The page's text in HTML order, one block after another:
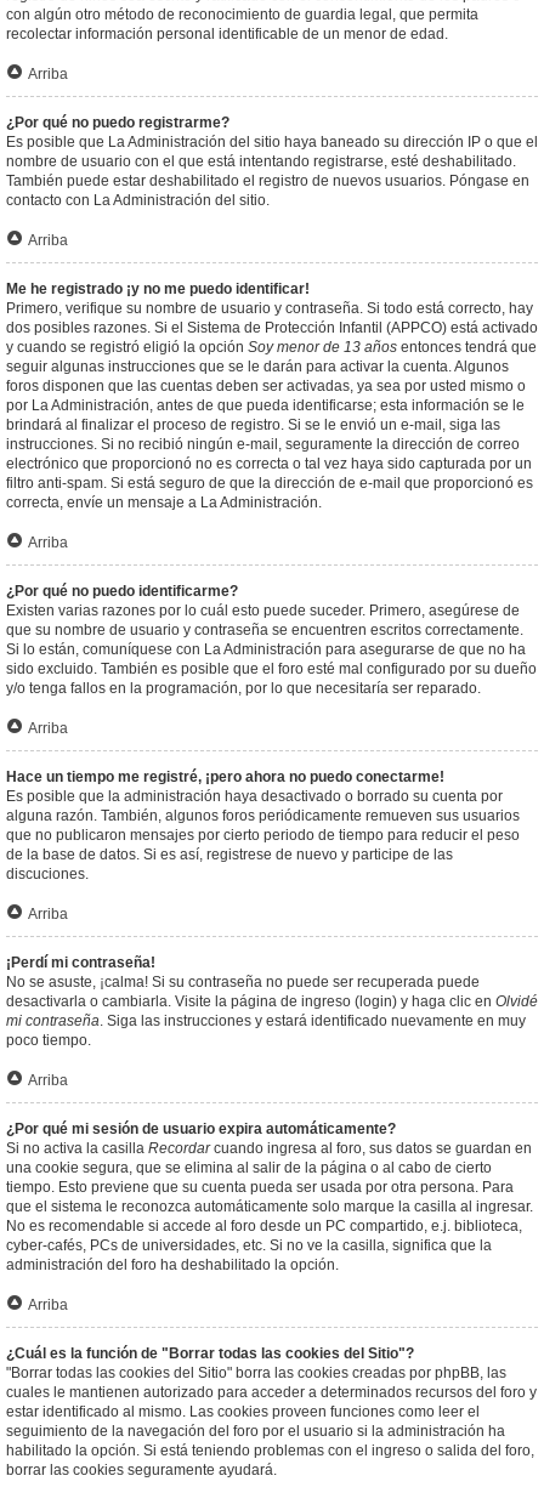
con algún otro método de reconocimiento de guardia legal, que permita
recolectar información personal identificable de un menor de edad.
Arriba
¿Por qué no puedo registrarme?
Es posible que La Administración del sitio haya baneado su dirección IP o que el
nombre de usuario con el que está intentando registrarse, esté deshabilitado.
También puede estar deshabilitado el registro de nuevos usuarios. Póngase en
contacto con La Administración del sitio.
Arriba
Me he registrado ¡y no me puedo identificar!
Primero, verifique su nombre de usuario y contraseña. Si todo está correcto, hay
dos posibles razones. Si el Sistema de Protección Infantil (APPCO) está activado
y cuando se registró eligió la opción Soy menor de 13 años entonces tendrá que
seguir algunas instrucciones que se le darán para activar la cuenta. Algunos
foros disponen que las cuentas deben ser activadas, ya sea por usted mismo o
por La Administración, antes de que pueda identificarse; esta información se le
brindará al finalizar el proceso de registro. Si se le envió un e-mail, siga las
instrucciones. Si no recibió ningún e-mail, seguramente la dirección de correo
electrónico que proporcionó no es correcta o tal vez haya sido capturada por un
filtro anti-spam. Si está seguro de que la dirección de e-mail que proporcionó es
correcta, envíe un mensaje a La Administración.
Arriba
¿Por qué no puedo identificarme?
Existen varias razones por lo cuál esto puede suceder. Primero, asegúrese de
que su nombre de usuario y contraseña se encuentren escritos correctamente.
Si lo están, comuníquese con La Administración para asegurarse de que no ha
sido excluido. También es posible que el foro esté mal configurado por su dueño
y/o tenga fallos en la programación, por lo que necesitaría ser reparado.
Arriba
Hace un tiempo me registré, ¡pero ahora no puedo conectarme!
Es posible que la administración haya desactivado o borrado su cuenta por
alguna razón. También, algunos foros periódicamente remueven sus usuarios
que no publicaron mensajes por cierto periodo de tiempo para reducir el peso
de la base de datos. Si es así, registrese de nuevo y participe de las
discuciones.
Arriba
¡Perdí mi contraseña!
No se asuste, ¡calma! Si su contraseña no puede ser recuperada puede
desactivarla o cambiarla. Visite la página de ingreso (login) y haga clic en Olvidé
mi contraseña. Siga las instrucciones y estará identificado nuevamente en muy
poco tiempo.
Arriba
¿Por qué mi sesión de usuario expira automáticamente?
Si no activa la casilla Recordarcuando ingresa al foro, sus datos se guardan en
una cookie segura, que se elimina al salir de la página o al cabo de cierto
tiempo. Esto previene que su cuenta pueda ser usada por otra persona. Para
que el sistema le reconozca automáticamente solo marque la casilla al ingresar.
No es recomendable si accede al foro desde un PC compartido, e.j. biblioteca,
cyber-cafés, PCs de universidades, etc. Si no ve la casilla, significa que la
administración del foro ha deshabilitado la opción.
Arriba
¿Cuál es la función de "Borrar todas las cookies del Sitio"?
"Borrar todas las cookies del Sitio" borra las cookies creadas por phpBB, las
cuales le mantienen autorizado para acceder a determinados recursos del foro y
estar identificado al mismo. Las cookies proveen funciones como leer el
seguimiento de la navegación del foro por el usuario si la administración ha
habilitado la opción. Si está teniendo problemas con el ingreso o salida del foro,
borrar las cookies seguramente ayudará.